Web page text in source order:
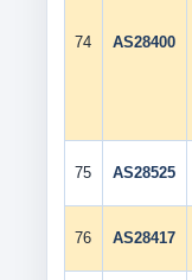
74 AS28400
75 AS28525
76 AS28417